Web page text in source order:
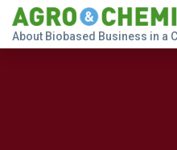
About Biobased Business in a